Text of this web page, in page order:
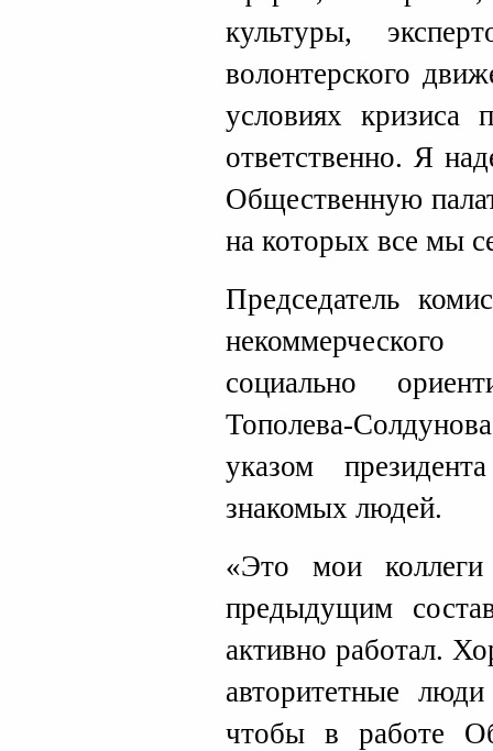
культуры,
волонтерского
условиях кризиса
ответственно. Я
Общественную
на которых все мы
Председатель
социально
Тополева-
указом
знакомых людей.
«Это мои
предыдущим
активно работал.
авторитетные
чтобы в работе